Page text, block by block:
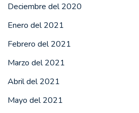
Deciembre del 2020
Enero del 2021
Febrero del 2021
Marzo del 2021
Abril del 2021
Mayo del 2021